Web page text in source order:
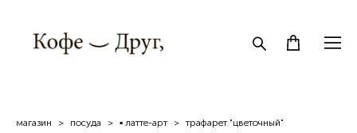
магазин > посуда > ▪ латте-арт > трафарет "цветочный"